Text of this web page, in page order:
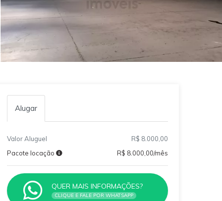
Alugar
Valor Aluguel
R$ 8.000,00
Pacote locação
R$ 8.000,00/mês
QUER MAIS INFORMAÇÕES?
CLIQUE E FALE POR WHATSAPP